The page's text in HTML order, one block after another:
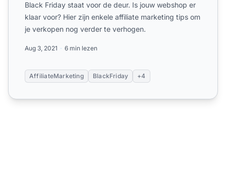
Black Friday staat voor de deur. Is jouw webshop er
klaar voor? Hier zijn enkele affiliate marketing tips om
je verkopen nog verder te verhogen.
Aug 3, 2021 6 min lezen
AffiliateMarketing BlackFriday +4